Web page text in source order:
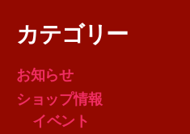
カテゴリー
お知らせ
ショップ情報
イベント